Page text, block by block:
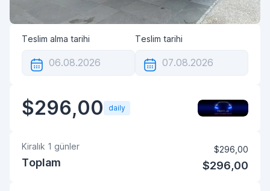
Teslim alma tarihi Teslim tarihi
$296,00 daily
Kiralık 1 günler $296,00
Toplam $296,00